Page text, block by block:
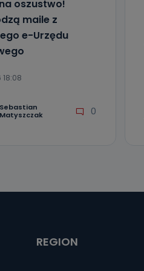
oszustwo!
maile z
e-Urzędu
Sebastian
Matyszczak
0
REGION